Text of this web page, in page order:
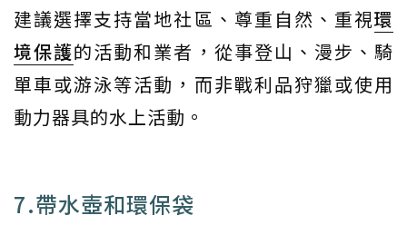
建議選擇支持當地社區、尊重自然、重視環
境保護的活動和業者，從事登山、漫步、騎
單車或游泳等活動，而非戰利品狩獵或使用
動力器具的水上活動。
7.帶水壺和環保袋